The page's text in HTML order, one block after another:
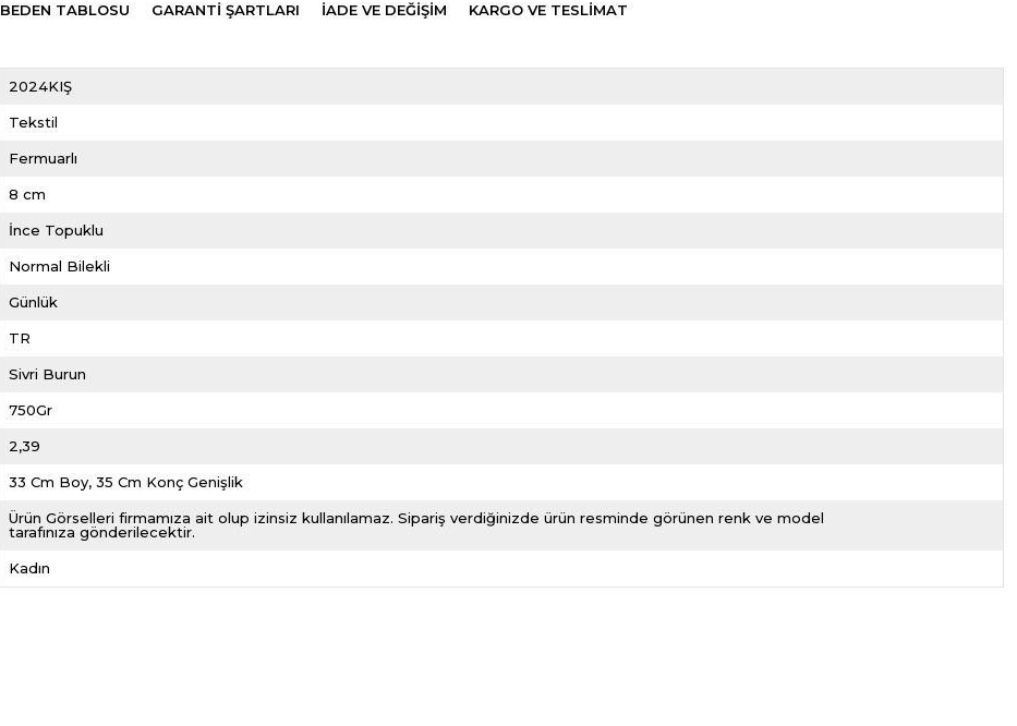
BEDEN TABLOSU GARANTİ ŞARTLARI İADE VE DEĞİŞİM KARGO VE TESLİMAT
2024KIŞ
Tekstil
Fermuarlı
8 cm
İnce Topuklu
Normal Bilekli
Günlük
TR
Sivri Burun
750Gr
2,39
33 Cm Boy, 35 Cm Konç Genişlik
Ürün Görselleri firmamıza ait olup izinsiz kullanılamaz. Sipariş verdiğinizde ürün resminde görünen renk ve model
tarafınıza gönderilecektir.
Kadın